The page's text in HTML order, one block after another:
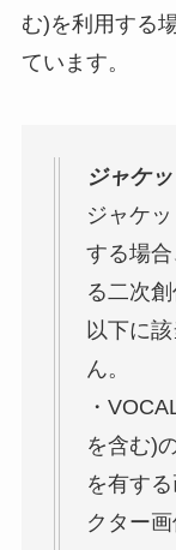
む)を利用する
ています。
ジャケ
ジャケ
する場
る二次創
以下に
ん。
・
を含む)
を有す
クター